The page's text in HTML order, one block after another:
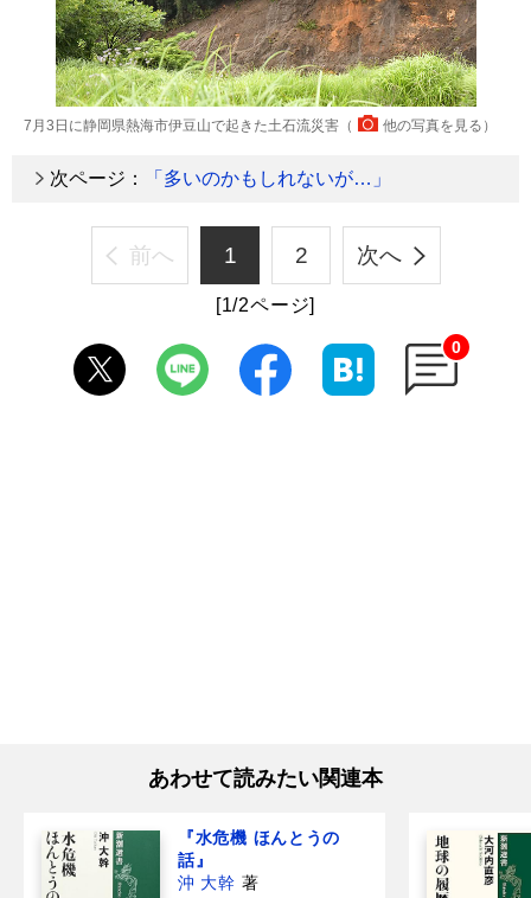
7月3日に静岡県熱海市伊豆山で起きた土石流災害（ 他の写真を見る ）
次ページ： 「多いのかもしれないが…」
前へ 1 2 次へ
[1/2ページ]
0
あわせて読みたい関連本
『水危機 ほんとうの
話』
沖 大幹 著